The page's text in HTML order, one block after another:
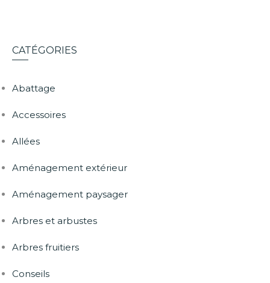
CATÉGORIES
Abattage
Accessoires
Allées
Aménagement extérieur
Aménagement paysager
Arbres et arbustes
Arbres fruitiers
Conseils